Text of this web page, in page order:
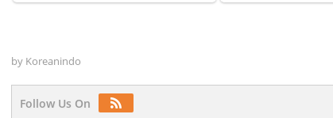
by Koreanindo
Follow Us On